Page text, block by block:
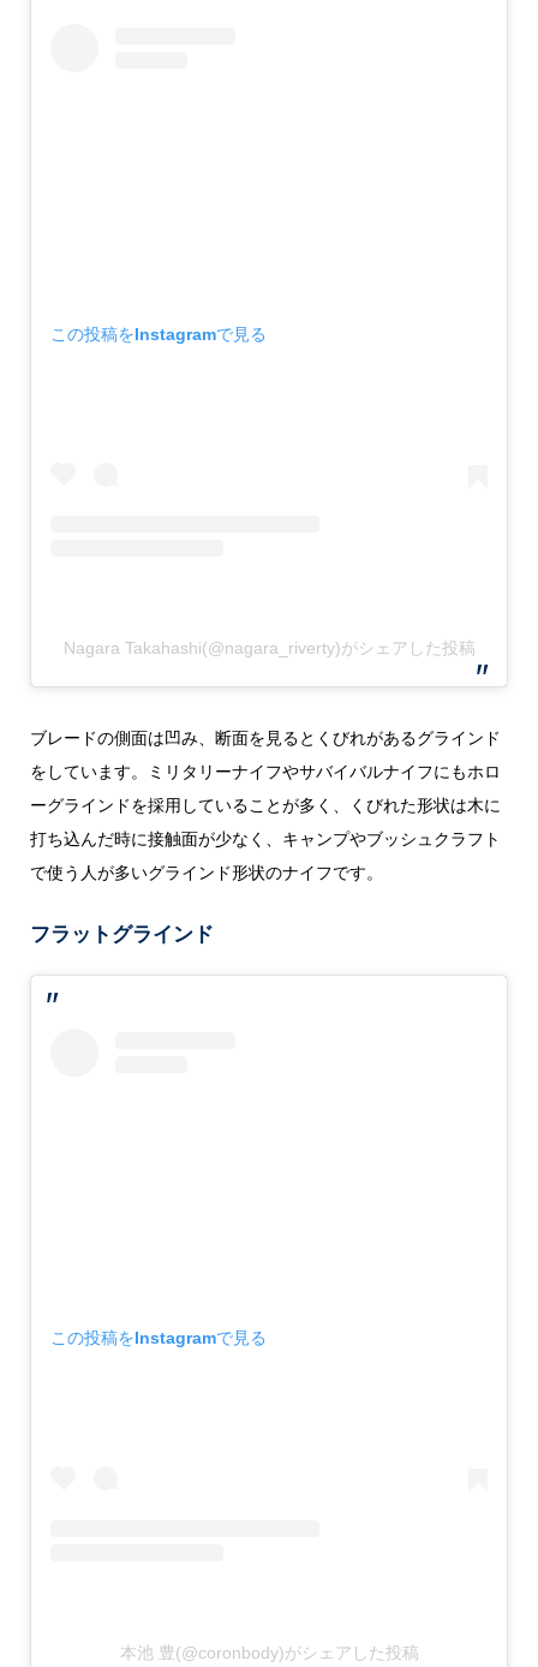
この投稿をInstagramで見る
Nagara Takahashi(@nagara_riverty)がシェアした投稿
ブレードの側面は凹み、断面を見るとくびれがあるグラインド
をしています。ミリタリーナイフやサバイバルナイフにもホロ
ーグラインドを採用していることが多く、くびれた形状は木に
打ち込んだ時に接触面が少なく、キャンプやブッシュクラフト
で使う人が多いグラインド形状のナイフです。
フラットグラインド
この投稿をInstagramで見る
本池 豊(@coronbody)がシェアした投稿